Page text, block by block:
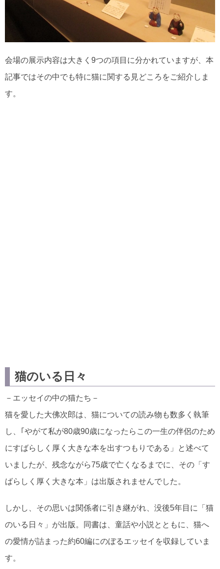
会場の展示内容は大きく9つの項目に分かれていますが、本
記事ではその中でも特に猫に関する見どころをご紹介しま
す。
猫のいる日々
－エッセイの中の猫たち－
猫を愛した大佛次郎は、猫についての読み物も数多く執筆
し、｢やがて私が80歳90歳になったらこの一生の伴侶のため
にすばらしく厚く大きな本を出すつもりである」と述べて
いましたが、残念ながら75歳で亡くなるまでに、その「す
ばらしく厚く大きな本」は出版されませんでした。
しかし、その思いは関係者に引き継がれ、没後5年目に「猫
のいる日々」が出版。同書は、童話や小説とともに、猫へ
の愛情が詰まった約60編にのぼるエッセイを収録していま
す。